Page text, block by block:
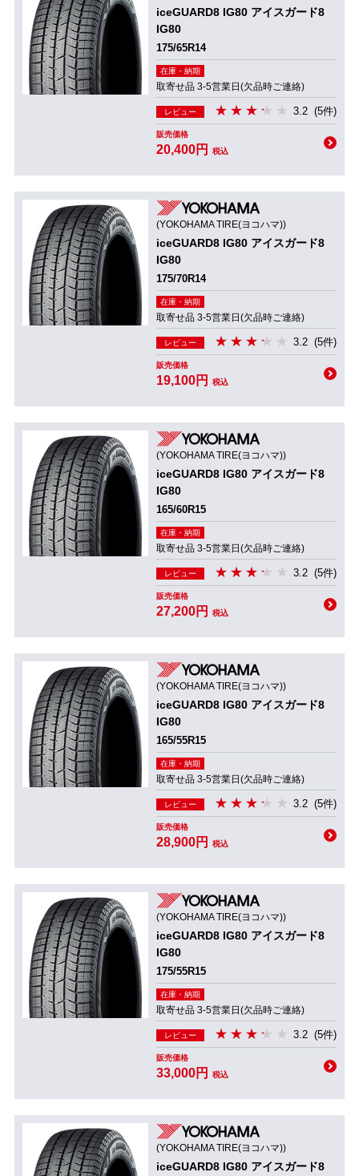
iceGUARD8 IG80 アイスガード8
IG80
175/65R14
在庫・納期
取寄せ品 3-5営業日(欠品時ご連絡)
レビュー 3.2 (5件)
販売価格
20,400円 税込
(YOKOHAMA TIRE(ヨコハマ))
iceGUARD8 IG80 アイスガード8
IG80
175/70R14
在庫・納期
取寄せ品 3-5営業日(欠品時ご連絡)
レビュー 3.2 (5件)
販売価格
19,100円 税込
(YOKOHAMA TIRE(ヨコハマ))
iceGUARD8 IG80 アイスガード8
IG80
165/60R15
在庫・納期
取寄せ品 3-5営業日(欠品時ご連絡)
レビュー 3.2 (5件)
販売価格
27,200円 税込
(YOKOHAMA TIRE(ヨコハマ))
iceGUARD8 IG80 アイスガード8
IG80
165/55R15
在庫・納期
取寄せ品 3-5営業日(欠品時ご連絡)
レビュー 3.2 (5件)
販売価格
28,900円 税込
(YOKOHAMA TIRE(ヨコハマ))
iceGUARD8 IG80 アイスガード8
IG80
175/55R15
在庫・納期
取寄せ品 3-5営業日(欠品時ご連絡)
レビュー 3.2 (5件)
販売価格
33,000円 税込
(YOKOHAMA TIRE(ヨコハマ))
iceGUARD8 IG80 アイスガード8